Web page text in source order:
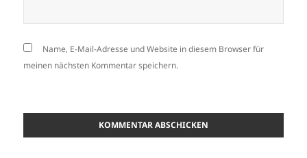
Name, E-Mail-Adresse und Website in diesem Browser für
meinen nächsten Kommentar speichern.